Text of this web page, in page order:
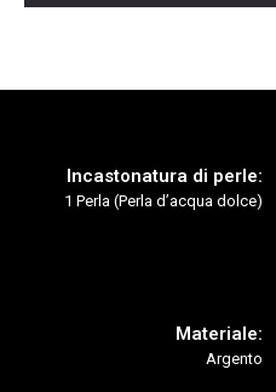
Incastonatura di perle:
1 Perla (Perla d’acqua dolce)
Materiale:
Argento